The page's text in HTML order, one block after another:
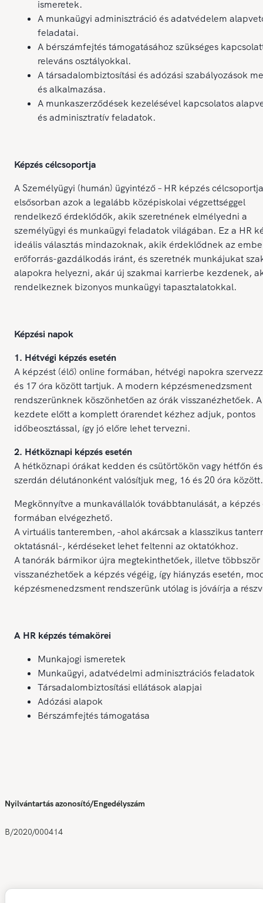
ismeretek.
A munkaügyi adminisztráció és adatvédelem
feladatai.
A bérszámfejtés támogatásához szükséges
releváns osztályokkal.
A társadalombiztosítási és adózási szabályozások
és alkalmazása.
A munkaszerződések kezelésével kapcsolatos
és adminisztratív feladatok.
Képzés célcsoportja
A Személyügyi (humán) ügyintéző – HR képzés célcsoportja
elsősorban azok a legalább középiskolai végzettséggel
rendelkező érdeklődők, akik szeretnének elmélyedni a
személyügyi és munkaügyi feladatok világában. Ez a HR
ideális választás mindazoknak, akik érdeklődnek az
erőforrás-gazdálkodás iránt, és szeretnék munkájukat
alapokra helyezni, akár új szakmai karrierbe kezdenek,
rendelkeznek bizonyos munkaügyi tapasztalatokkal.
Képzési napok
1. Hétvégi képzés esetén
A képzést (élő) online formában, hétvégi napokra
és 17 óra között tartjuk. A modern képzésmenedzsment
rendszerünknek köszönhetően az órák visszanézhetőek.
kezdete előtt a komplett órarendet kézhez adjuk, pontos
időbeosztással, így jó előre lehet tervezni.
2. Hétköznapi képzés esetén
A hétköznapi órákat kedden és csütörtökön vagy hétfőn és
szerdán délutánonként valósítjuk meg, 16 és 20 óra között.
Megkönnyítve a munkavállalók továbbtanulását, a képzés
formában elvégezhető.
A virtuális tanteremben, -ahol akárcsak a klasszikus
oktatásnál-, kérdéseket lehet feltenni az oktatókhoz.
A tanórák bármikor újra megtekinthetőek, illetve többször
visszanézhetőek a képzés végéig, így hiányzás esetén,
képzésmenedzsment rendszerünk utólag is jóváírja a
A HR képzés témakörei
Munkajogi ismeretek
Munkaügyi, adatvédelmi adminisztrációs feladatok
Társadalombiztosítási ellátások alapjai
Adózási alapok
Bérszámfejtés támogatása
Nyilvántartás azonosító/Engedélyszám
B/2020/000414